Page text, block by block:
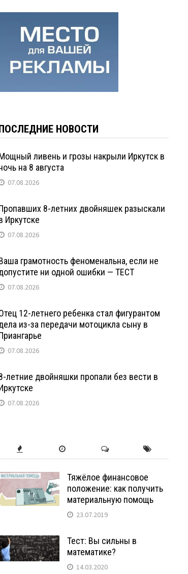
НОВОСТИ
ливень и грозы накрыли Иркутск в
на 8 августа
07.08.2026
8-летних двойняшек разыскали
Иркутске
07.08.2026
грамотность феноменальна, если не
ни одной ошибки — ТЕСТ
07.08.2026
12-летнего ребенка стал фигурантом
из-за передачи мотоцикла сыну в
07.08.2026
летние двойняшки пропали без вести в
07.08.2026
Тяжёлое финансовое
положение: как получить
материальную помощь
23.07.2019
Тест: Вы сильны в
математике?
14.03.2020